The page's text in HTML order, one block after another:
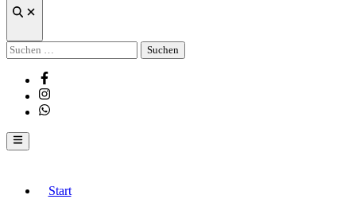
Suche
Suchen
nach:
Facebook
Instagram
Whatsapp
Hauptmenü
Start